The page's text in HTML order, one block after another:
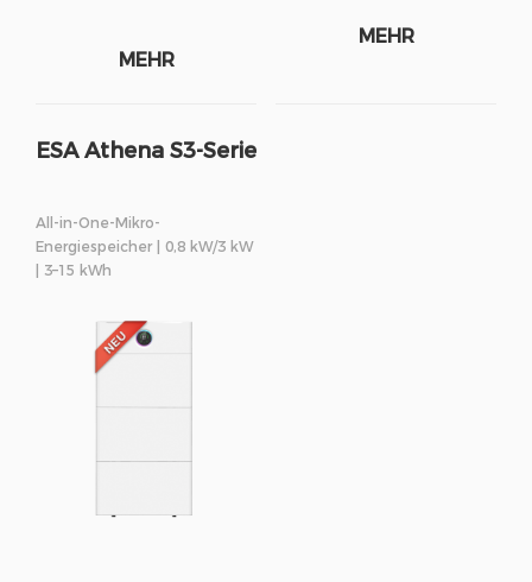
MEHR
MEHR
ESA Athena S3-Serie
All-in-One-Mikro-
Energiespeicher | 0,8 kW/3 kW
| 3–15 kWh